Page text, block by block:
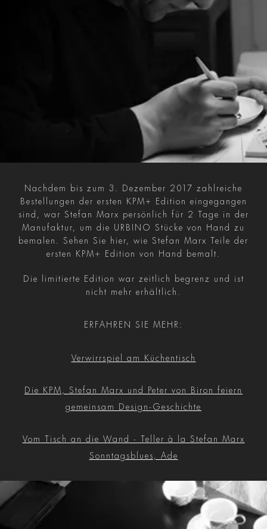
Nachdem bis zum 3. Dezember 2017 zahlreiche
Bestellungen der ersten KPM+ Edition eingegangen
sind, war Stefan Marx persönlich für 2 Tage in der
Manufaktur, um die URBINO Stücke von Hand zu
bemalen. Sehen Sie hier, wie Stefan Marx Teile der
ersten KPM+ Edition von Hand bemalt.
Die limitierte Edition war zeitlich begrenz und ist
nicht mehr erhältlich.
ERFAHREN SIE MEHR:
Verwirrspiel am Küchentisch
Die KPM, Stefan Marx und Peter von Biron feiern
gemeinsam Design-Geschichte
Vom Tisch an die Wand - Teller à la Stefan Marx
Sonntagsblues, Ade